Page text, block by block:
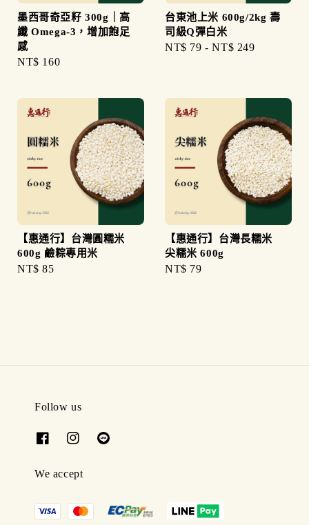
墨西哥奇亞籽 300g｜高
纖 Omega-3，增加飽足
感
Regular
NT$ 160
台東池上米 600g/2kg 壽
司級Q彈白米
Regular
NT$ 79 -NT$ 249
【惠通行】台灣圓糯米
600g 鹼粽專用米
Regular
NT$ 85
【惠通行】台灣長糯米
尖糯米 600g
Regular
NT$ 79
Follow us
We accept